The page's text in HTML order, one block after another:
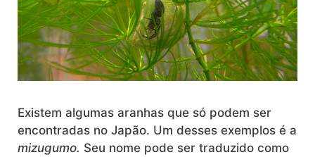
Existem algumas aranhas que só podem ser
encontradas no Japão. Um desses exemplos é a
mizugumo. Seu nome pode ser traduzido como